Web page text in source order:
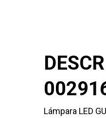
Lámpara LED